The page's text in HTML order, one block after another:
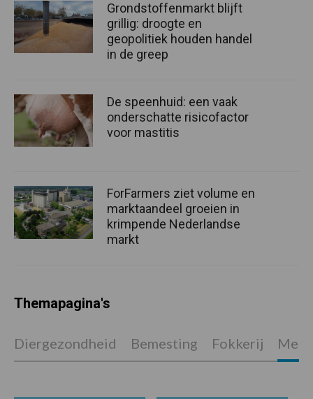
Grondstoffenmarkt blijft
grillig: droogte en
geopolitiek houden handel
in de greep
De speenhuid: een vaak
onderschatte risicofactor
voor mastitis
ForFarmers ziet volume en
marktaandeel groeien in
krimpende Nederlandse
markt
Themapagina's
Diergezondheid Bemesting Fokkerij